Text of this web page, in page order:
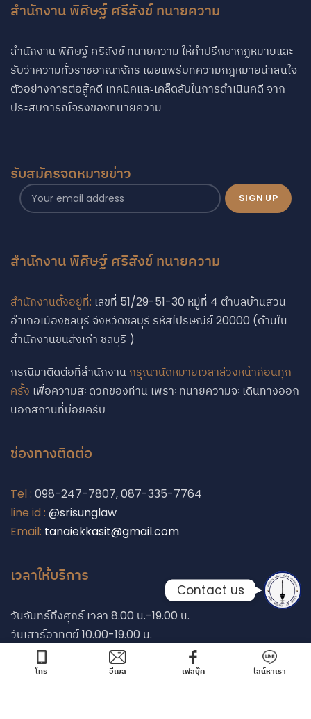
สำนักงาน พิศิษฐ์ ศรีสังข์ ทนายความ
สำนักงาน พิศิษฐ์ ศรีสังข์ ทนายความ ให้คำปรึกษากฏหมายและ
รับว่าความทั่วราชอาณาจักร เผยแพร่บทความกฎหมายน่าสนใจ
ตัวอย่างการต่อสู้คดี เทคนิคและเคล็ดลับในการดำเนินคดี จาก
ประสบการณ์จริงของทนายความ
รับสมัครจดหมายข่าว
สำนักงาน พิศิษฐ์ ศรีสังข์ ทนายความ
สำนักงานตั้งอยู่ที่: เลขที่ 51/29-51-30 หมู่ที่ 4 ตำบลบ้านสวน
อำเภอเมืองชลบุรี จังหวัดชลบุรี รหัสไปรษณีย์ 20000 (ด้านใน
สำนักงานขนส่งเก่า ชลบุรี )
กรณีมาติดต่อที่สำนักงาน กรุณานัดหมายเวลาล่วงหน้าก่อนทุก
ครั้ง เพื่อความสะดวกของท่าน เพราะทนายความจะเดินทางออก
นอกสถานที่บ่อยครับ
ช่องทางติดต่อ
Tel : 098-247-7807, 087-335-7764
line id : @srisunglaw
Email: tanaiekkasit@gmail.com
เวลาให้บริการ
วันจันทร์ถึงศุกร์ เวลา 8.00 น.-19.00 น.
วันเสาร์อาทิตย์ 10.00-19.00 น.
โทร อีเมล เฟสบุ๊ค ไลน์หาเรา
Phone
Contact us